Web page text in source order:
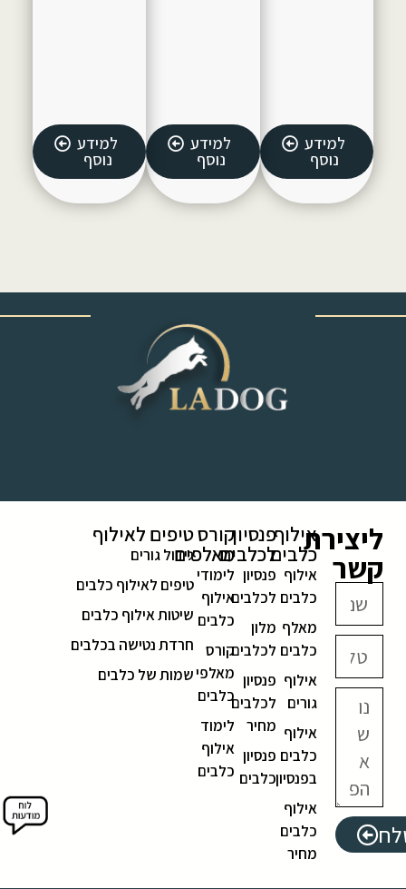
למידע
נוסף
למידע
נוסף
למידע
נוסף
ליצירת
קשר
אילוף
כלבים
אילוף
כלבים
מאלף
כלבים
אילוף
גורים
אילוף
כלבים
בפנסיון
אילוף
כלבים
מחיר
פנסיון
לכלבים
פנסיון
לכלבים
מלון
לכלבים
פנסיון
לכלבים
מחיר
פנסיון
כלבים
קורס
מאלפים
לימודי
אילוף
כלבים
קורס
מאלפי
כלבים
לימוד
אילוף
כלבים
טיפים לאילוף
גידול גורים
טיפים לאילוף כלבים
שיטות אילוף כלבים
חרדת נטישה בכלבים
שמות של כלבים